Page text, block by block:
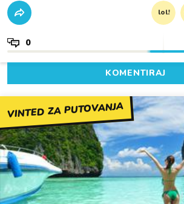
lol!
0
KOMENTIRAJ
VINTED ZA PUTOVANJA